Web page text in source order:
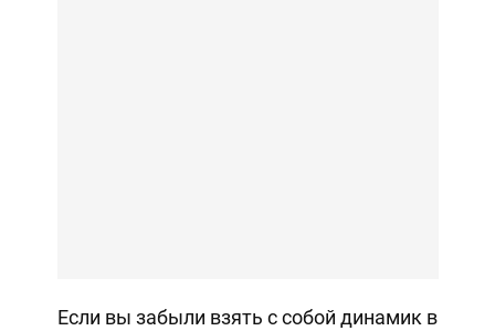
Если вы забыли взять с собой динамик в